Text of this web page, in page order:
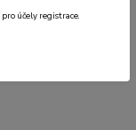
pro účely registrace.